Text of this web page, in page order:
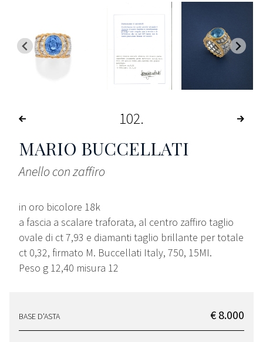
102
MARIO BUCCELLATI
Anello con zaffiro
in oro bicolore 18k
a fascia a scalare traforata, al centro zaffiro taglio
ovale di ct 7,93 e diamanti taglio brillante per totale
ct 0,32, firmato M. Buccellati Italy, 750, 15MI.
Peso g 12,40 misura 12
BASE D'ASTA € 8.000